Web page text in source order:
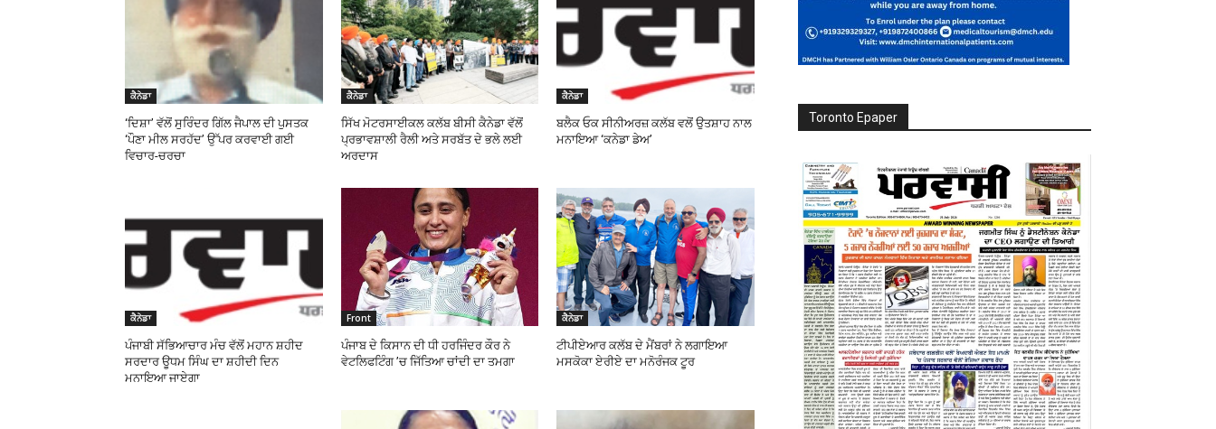
ਕੈਨੇਡਾ
‘ਦਿਸ਼ਾ’ ਵੱਲੋਂ ਸੁਰਿੰਦਰ ਗਿੱਲ ਜੈਪਾਲ ਦੀ ਪੁਸਤਕ
‘ਪੌਣਾ ਮੀਲ ਸਰਹੱਦ’ ਉੱਪਰ ਕਰਵਾਈ ਗਈ
ਵਿਚਾਰ-ਚਰਚਾ
ਕੈਨੇਡਾ
ਸਿੱਖ ਮੋਟਰਸਾਈਕਲ ਕਲੱਬ ਬੀਸੀ ਕੈਨੇਡਾ ਵੱਲੋਂ
ਪ੍ਰਭਾਵਸ਼ਾਲੀ ਰੈਲੀ ਅਤੇ ਸਰਬੱਤ ਦੇ ਭਲੇ ਲਈ
ਅਰਦਾਸ
ਕੈਨੇਡਾ
ਬਲੈਕ ਓਕ ਸੀਨੀਅਰਜ਼ ਕਲੱਬ ਵਲੋਂ ਉਤਸ਼ਾਹ ਨਾਲ
ਮਨਾਇਆ ‘ਕਨੇਡਾ ਡੇਅ’
ਕੈਨੇਡਾ
ਪੰਜਾਬੀ ਸੱਭਿਆਚਾਰ ਮੰਚ ਵੱਲੋਂ ਮਹਾਨ ਸ਼ਹੀਦ
ਸਰਦਾਰ ਊਧਮ ਸਿੰਘ ਦਾ ਸ਼ਹੀਦੀ ਦਿਨ
ਮਨਾਇਆ ਜਾਏਗਾ
Front
ਪੰਜਾਬ ਦੇ ਕਿਸਾਨ ਦੀ ਧੀ ਹਰਜਿੰਦਰ ਕੌਰ ਨੇ
ਵੇਟਲਿਫਟਿੰਗ ’ਚ ਜਿੱਤਿਆ ਚਾਂਦੀ ਦਾ ਤਮਗਾ
ਕੈਨੇਡਾ
ਟੀਪੀਏਆਰ ਕਲੱਬ ਦੇ ਮੈਂਬਰਾਂ ਨੇ ਲਗਾਇਆ
ਮਸਕੋਕਾ ਏਰੀਏ ਦਾ ਮਨੋਰੰਜਕ ਟੂਰ
Toronto Epaper